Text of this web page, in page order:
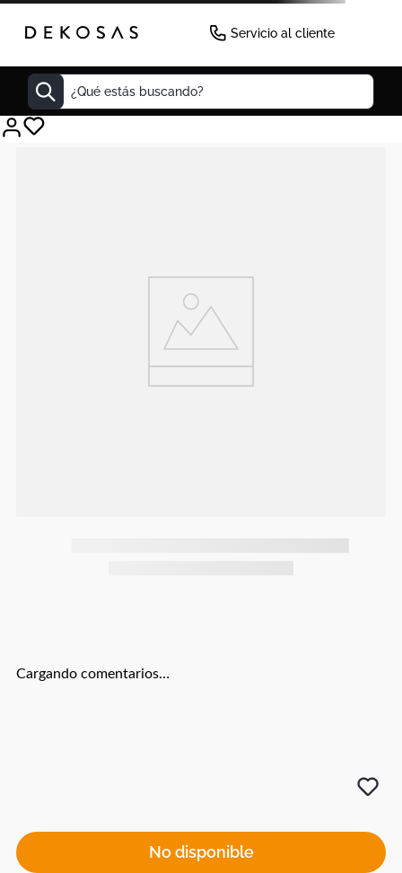
Servicio al cliente
¿Qué estás buscando?
Cargando comentarios…
No disponible